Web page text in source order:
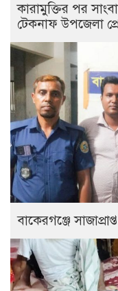
কারামুক্তির পর
টেকনাফ উপজেলা
বাকেরগঞ্জে